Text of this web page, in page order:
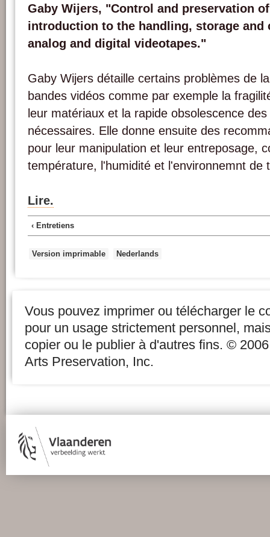
Gaby Wijers, "Control and preservation
introduction to the handling, storage and
analog and digital videotapes."
Gaby Wijers détaille certains problèmes de
bandes vidéos comme par exemple la
leur matériaux et la rapide obsolescence
nécessaires. Elle donne ensuite des
pour leur manipulation et leur entreposage,
température, l'humidité et l'environnemnt de
Lire.
‹ Entretiens
Version imprimable Nederlands
Vous pouvez imprimer ou télécharger le
pour un usage strictement personnel,
copier ou le publier à d'autres fins. ©
Arts Preservation, Inc.